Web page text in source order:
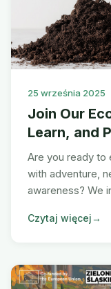
25 września 2025
Join Our
Learn, and
Are you ready to
with adventure,
awareness? We
youth exchange
Czytaj więcej→